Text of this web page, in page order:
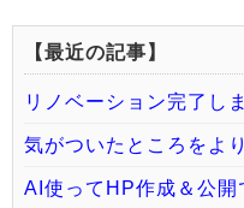
【最近の記事】
リノベーション完了し
気がついたところをよ
AI使ってHP作成＆公開